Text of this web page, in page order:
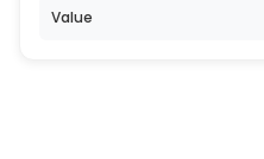
Value